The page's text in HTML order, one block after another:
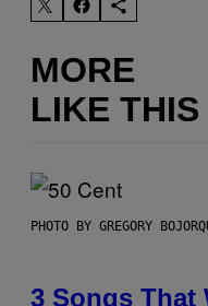
MORE
LIKE THIS
PHOTO BY GREGORY
3 Songs That